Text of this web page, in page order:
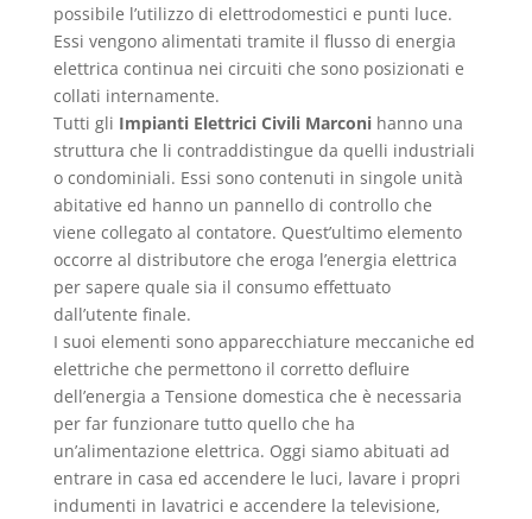
possibile l’utilizzo di elettrodomestici e punti luce.
Essi vengono alimentati tramite il flusso di energia
elettrica continua nei circuiti che sono posizionati e
collati internamente.
Tutti gli Impianti Elettrici Civili Marconihanno una
struttura che li contraddistingue da quelli industriali
o condominiali. Essi sono contenuti in singole unità
abitative ed hanno un pannello di controllo che
viene collegato al contatore. Quest’ultimo elemento
occorre al distributore che eroga l’energia elettrica
per sapere quale sia il consumo effettuato
dall’utente finale.
I suoi elementi sono apparecchiature meccaniche ed
elettriche che permettono il corretto defluire
dell’energia a Tensione domestica che è necessaria
per far funzionare tutto quello che ha
un’alimentazione elettrica. Oggi siamo abituati ad
entrare in casa ed accendere le luci, lavare i propri
indumenti in lavatrici e accendere la televisione,